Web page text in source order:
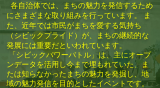
各自治体では、まちの魅力を発信するため
にさまざまな取り組みを行っています。 ま
た、近年では市民がまちを愛する気持ち
（シビックプライド）が、まちの継続的な
発展には重要だといわれています。
「シビックパワーバトル」は、主にオープ
ンデータを活用し今まで埋もれていた、ま
たは知らなかったまちの魅力を発掘し、地
域の魅力発信を目的としたイベントです。